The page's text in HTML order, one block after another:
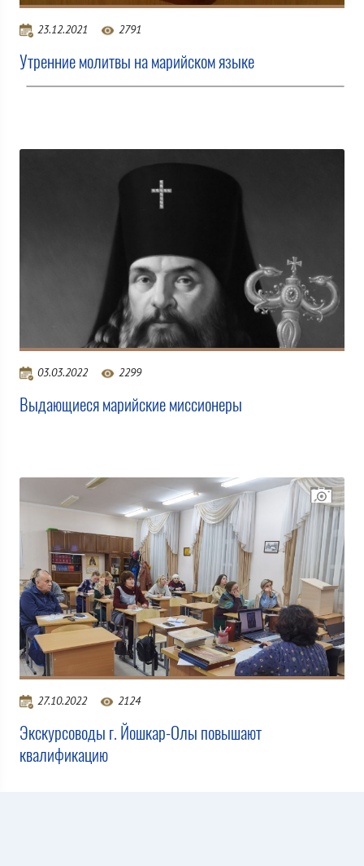
23.12.2021 2791
Утренние молитвы на марийском языке
03.03.2022 2299
Выдающиеся марийские миссионеры
27.10.2022 2124
Экскурсоводы г. Йошкар-Олы повышают
квалификацию